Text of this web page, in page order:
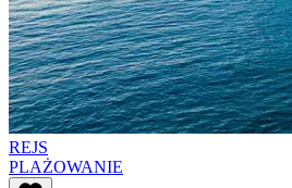
REJS
PLAŻOWANIE